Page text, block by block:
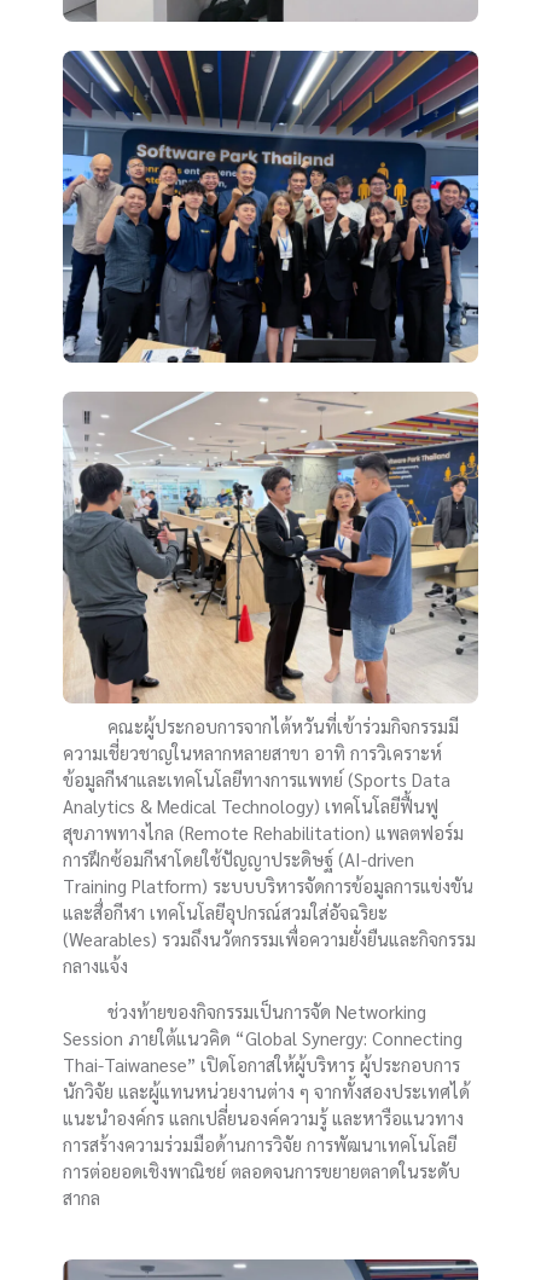
คณะผู้ประกอบการจากไต้หวันที่เข้าร่วมกิจกรรมมี
ความเชี่ยวชาญในหลากหลายสาขา อาทิ การวิเคราะห์
ข้อมูลกีฬาและเทคโนโลยีทางการแพทย์ (Sports Data
Analytics & Medical Technology) เทคโนโลยีฟื้นฟู
สุขภาพทางไกล (Remote Rehabilitation) แพลตฟอร์ม
การฝึกซ้อมกีฬาโดยใช้ปัญญาประดิษฐ์ (AI-driven
Training Platform) ระบบบริหารจัดการข้อมูลการแข่งขัน
และสื่อกีฬา เทคโนโลยีอุปกรณ์สวมใส่อัจฉริยะ
(Wearables) รวมถึงนวัตกรรมเพื่อความยั่งยืนและกิจกรรม
กลางแจ้ง
ช่วงท้ายของกิจกรรมเป็นการจัด Networking
Session ภายใต้แนวคิด “Global Synergy: Connecting
Thai-Taiwanese” เปิดโอกาสให้ผู้บริหาร ผู้ประกอบการ
นักวิจัย และผู้แทนหน่วยงานต่าง ๆ จากทั้งสองประเทศได้
แนะนำองค์กร แลกเปลี่ยนองค์ความรู้ และหารือแนวทาง
การสร้างความร่วมมือด้านการวิจัย การพัฒนาเทคโนโลยี
การต่อยอดเชิงพาณิชย์ ตลอดจนการขยายตลาดในระดับ
สากล